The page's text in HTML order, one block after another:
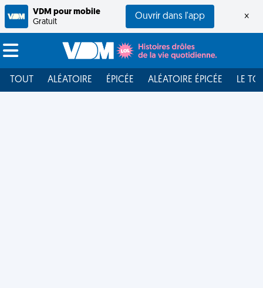
VDM pour mobile
Gratuit
Ouvrir dans l'app ×
TOUT ALÉATOIRE ÉPICÉE ALÉATOIRE ÉPICÉE LE